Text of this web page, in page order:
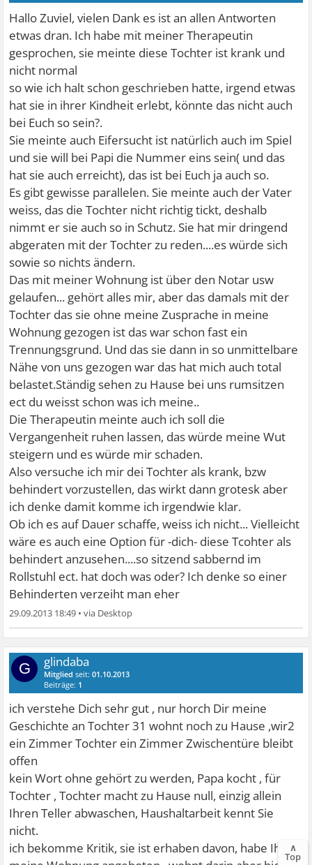
Hallo Zuviel, vielen Dank es ist an allen Antworten
etwas dran. Ich habe mit meiner Therapeutin
gesprochen, sie meinte diese Tochter ist krank und
nicht normal
so wie ich halt schon geschrieben hatte, irgend etwas
hat sie in ihrer Kindheit erlebt, könnte das nicht auch
bei Euch so sein?.
Sie meinte auch Eifersucht ist natürlich auch im Spiel
und sie will bei Papi die Nummer eins sein( und das
hat sie auch erreicht), das ist bei Euch ja auch so.
Es gibt gewisse parallelen. Sie meinte auch der Vater
weiss, das die Tochter nicht richtig tickt, deshalb
nimmt er sie auch so in Schutz. Sie hat mir dringend
abgeraten mit der Tochter zu reden....es würde sich
sowie so nichts ändern.
Das mit meiner Wohnung ist über den Notar usw
gelaufen... gehört alles mir, aber das damals mit der
Tochter das sie ohne meine Zusprache in meine
Wohnung gezogen ist das war schon fast ein
Trennungsgrund. Und das sie dann in so unmittelbare
Nähe von uns gezogen war das hat mich auch total
belastet.Ständig sehen zu Hause bei uns rumsitzen
ect du weisst schon was ich meine..
Die Therapeutin meinte auch ich soll die
Vergangenheit ruhen lassen, das würde meine Wut
steigern und es würde mir schaden.
Also versuche ich mir dei Tochter als krank, bzw
behindert vorzustellen, das wirkt dann grotesk aber
ich denke damit komme ich irgendwie klar.
Ob ich es auf Dauer schaffe, weiss ich nicht... Vielleicht
wäre es auch eine Option für -dich- diese Tcohter als
behindert anzusehen....so sitzend sabbernd im
Rollstuhl ect. hat doch was oder? Ich denke so einer
Behinderten verzeiht man eher
29.09.2013 18:49 •
G glindaba
Mitglied seit:01.10.2013
Beiträge: 1
ich verstehe Dich sehr gut , nur horch Dir meine
Geschichte an Tochter 31 wohnt noch zu Hause ,wir2
ein Zimmer Tochter ein Zimmer Zwischentüre bleibt
offen
kein Wort ohne gehört zu werden, Papa kocht , für
Tochter , Tochter macht zu Hause null, einzig allein
Ihren Teller abwaschen, Haushaltarbeit kennt Sie
nicht.
ich bekomme Kritik, sie ist erhaben davon, habe Ihr
∧
Top